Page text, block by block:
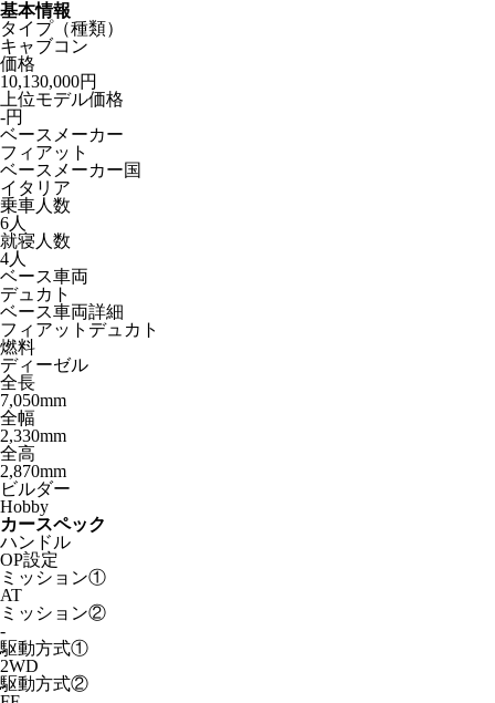
基本情報
タイプ（種類）
キャブコン
価格
10,130,000円
上位モデル価格
-円
ベースメーカー
フィアット
ベースメーカー国
イタリア
乗車人数
6人
就寝人数
4人
ベース車両
デュカト
ベース車両詳細
フィアットデュカト
燃料
ディーゼル
全長
7,050mm
全幅
2,330mm
全高
2,870mm
ビルダー
Hobby
カースペック
ハンドル
OP設定
ミッション①
AT
ミッション②
-
駆動方式①
2WD
駆動方式②